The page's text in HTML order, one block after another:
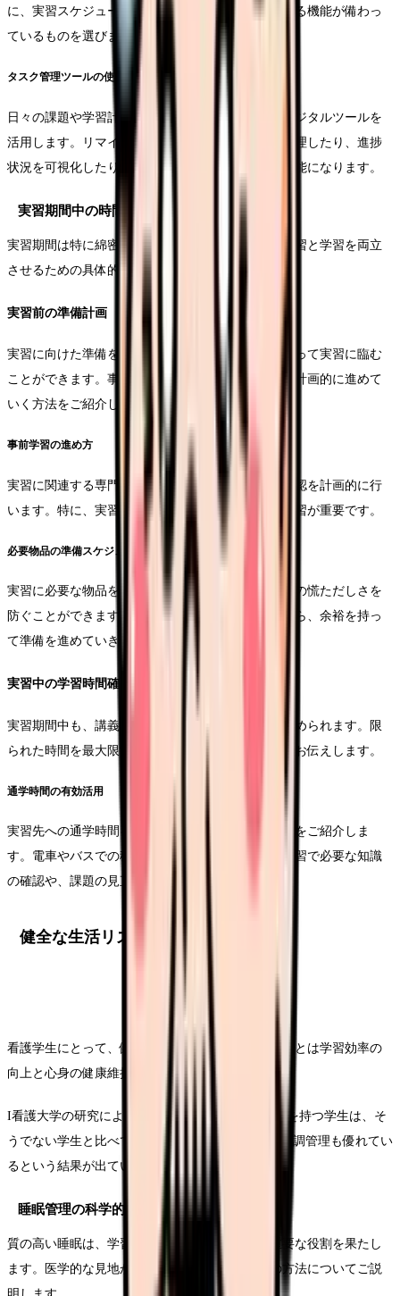
に、実習スケジュールと講義の予定を一元管理できる機能が備わっ
ているものを選びましょう。
タスク管理ツールの使用テクニック
日々の課題や学習計画を効率的に管理するため、デジタルツールを
活用します。リマインダー機能を使って締切日を管理したり、進捗
状況を可視化したりすることで、効率的な学習が可能になります。
実習期間中の時間管理
実習期間は特に綿密な時間管理が求められます。実習と学習を両立
させるための具体的な方法をお伝えします。
実習前の準備計画
実習に向けた準備を効率的に行うことで、余裕を持って実習に臨む
ことができます。事前学習や必要物品の準備など、計画的に進めて
いく方法をご紹介します。
事前学習の進め方
実習に関連する専門知識の復習や、必要な技術の確認を計画的に行
います。特に、実習先の特性に合わせた重点的な学習が重要です。
必要物品の準備スケジュール
実習に必要な物品を計画的に準備することで、直前の慌ただしさを
防ぐことができます。チェックリストを活用しながら、余裕を持っ
て準備を進めていきましょう。
実習中の学習時間確保
実習期間中も、講義の課題や試験勉強との両立が求められます。限
られた時間を最大限活用するための具体的な方法をお伝えします。
通学時間の有効活用
実習先への通学時間を学習時間として活用する方法をご紹介しま
す。電車やバスでの移動時間を使って、その日の実習で必要な知識
の確認や、課題の見直しを行うことができます。
健全な生活リズムの確立
看護学生にとって、健全な生活リズムを確立することは学習効率の
向上と心身の健康維持に直結します。
I看護大学の研究によると、規則正しい生活リズムを持つ学生は、そ
うでない学生と比べて学業成績が平均25%高く、体調管理も優れてい
るという結果が出ています。
睡眠管理の科学的アプローチ
質の高い睡眠は、学習効率と健康維持の両面で重要な役割を果たし
ます。医学的な見地から見た効果的な睡眠管理の方法についてご説